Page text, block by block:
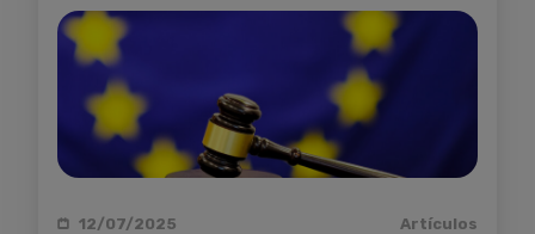
12/07/2025 Artículos